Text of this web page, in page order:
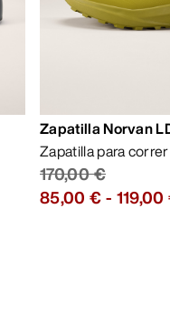
Zapatilla Norvan
Zapatilla para
170,00 €
85,00 €-